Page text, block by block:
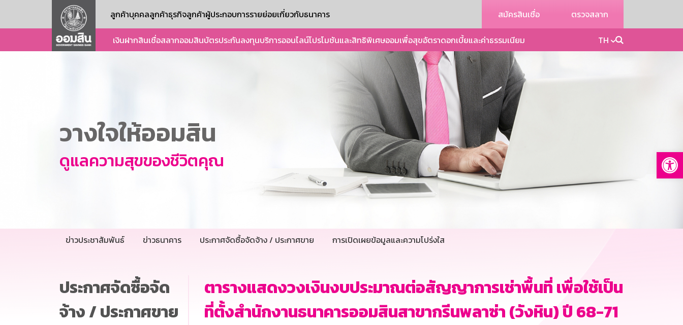
ลูกค้าบุคคลลูกค้าธุรกิจลูกค้าผู้ประกอบการรายย่อยเกี่ยวกับธนาคาร สมัครสินเชื่อ ตรวจสลาก
เงินฝากสินเชื่อสลากออมสินบัตรประกันลงทุนบริการออนไลน์โปรโมชันและสิทธิพิเศษออมเพื่อสุขอัตราดอกเบี้ยและค่าธรรมเนียม TH
วางใจให้ออมสิน
ดูแลความสุขของชีวิตคุณ
ข่าวประชาสัมพันธ์ ข่าวธนาคาร ประกาศจัดซื้อจัดจ้าง / ประกาศขาย การเปิดเผยข้อมูลและความโปร่งใส
ประกาศจัดซื้อจัด
จ้าง / ประกาศขาย
ตารางแสดงวงเงินงบประมาณต่อสัญญาการเช่าพื้นที่ เพื่อใช้เป็น
ที่ตั้งสำนักงานธนาคารออมสินสาขากรีนพลาซ่า (วังหิน) ปี 68-71